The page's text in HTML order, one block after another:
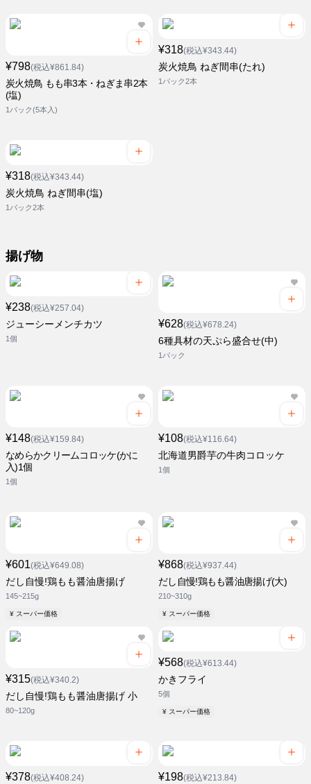
¥798(税込¥861.84)
炭火焼鳥 もも串3本・ねぎま串2本
(塩)
1パック(5本入)
¥318(税込¥343.44)
炭火焼鳥 ねぎ間串(たれ)
1パック2本
¥318(税込¥343.44)
炭火焼鳥 ねぎ間串(塩)
1パック2本
揚げ物
¥238(税込¥257.04)
ジューシーメンチカツ
1個
¥628(税込¥678.24)
6種具材の天ぷら盛合せ(中)
1パック
¥148(税込¥159.84)
なめらかクリームコロッケ(かに
入)1個
1個
¥108(税込¥116.64)
北海道男爵芋の牛肉コロッケ
1個
¥601(税込¥649.08)
だし自慢!鶏もも醤油唐揚げ
145~215g
¥ スーパー価格
¥868(税込¥937.44)
だし自慢!鶏もも醤油唐揚げ(大)
210~310g
¥ スーパー価格
¥315(税込¥340.2)
だし自慢!鶏もも醤油唐揚げ 小
80~120g
¥568(税込¥613.44)
かきフライ
5個
¥ スーパー価格
¥378(税込¥408.24) ¥198(税込¥213.84)